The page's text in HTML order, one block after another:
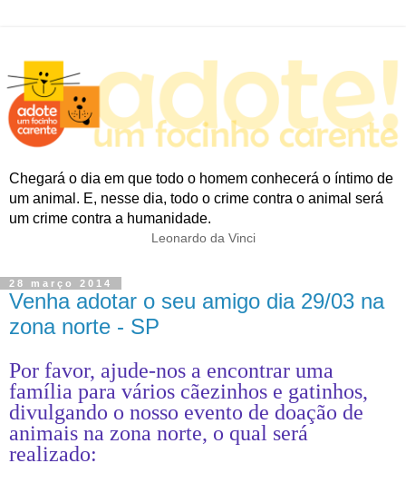
Chegará o dia em que todo o homem conhecerá o íntimo de
um animal. E, nesse dia, todo o crime contra o animal será
um crime contra a humanidade.
Leonardo da Vinci
28 março 2014
Venha adotar o seu amigo dia 29/03 na
zona norte - SP
Por favor, ajude-nos a encontrar uma
família para vários cãezinhos e gatinhos,
divulgando o nosso evento de doação de
animais na zona norte, o qual será
realizado: